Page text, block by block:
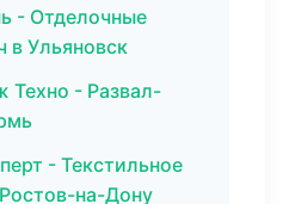
- Отделочные
в Ульяновск
Техно - Развал-
- Текстильное
на-Дону